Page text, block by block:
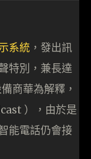
系統 ，發出訊
特別，兼長達
商華為解釋，
），由於是
能電話仍會接